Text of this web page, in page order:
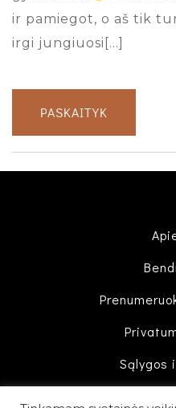
ir pamiegot, o aš tik
irgi jungiuosi[…]
PASKAITYK
Sąlygos